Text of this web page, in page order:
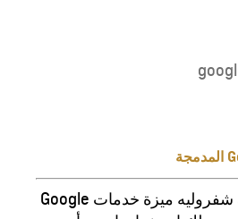
توفر مركبتك شفروليه ميزة خدمات Google